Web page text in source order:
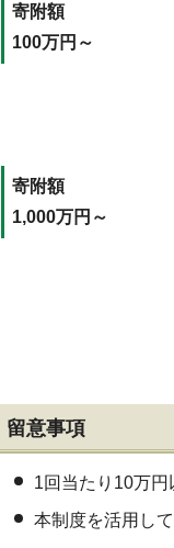
寄附額
100万円～
寄附額
1,000万円～
留意事項
1回当たり10万円
本制度を活用し